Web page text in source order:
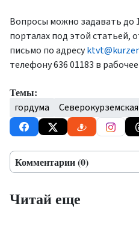
Вопросы можно задавать до
порталах под этой статьей,
письмо по адресу
телефону 636 01183 в
Темы:
гордума
Комментарии (0)
Читай еще